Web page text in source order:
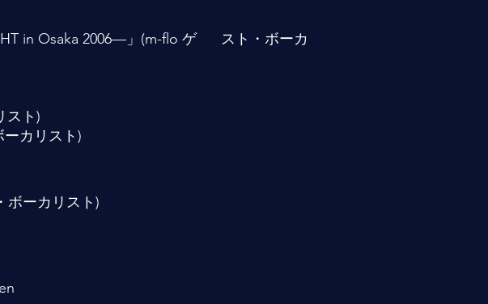
in Osaka 2006—」(m-flo ゲ スト・ボーカ
スト)
カリスト)
ボーカリスト)